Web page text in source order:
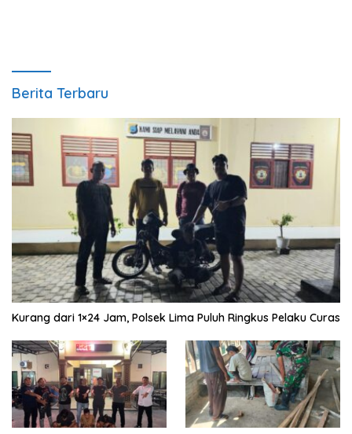
Berita Terbaru
Kurang dari 1×24 Jam, Polsek Lima Puluh Ringkus Pelaku Curas